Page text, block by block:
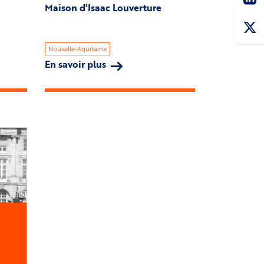
Maison d'Isaac Louverture
Nouvelle-Aquitaine
En savoir plus sur
d'Isaac